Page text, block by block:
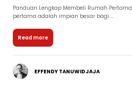
Panduan Lengkap Membeli Rumah
pertama adalah impian besar bagi ...
Read more
EFFENDY TANUWIDJAJA